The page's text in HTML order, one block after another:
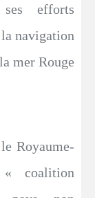
efforts
navigation
mer Rouge
Royaume-
coalition